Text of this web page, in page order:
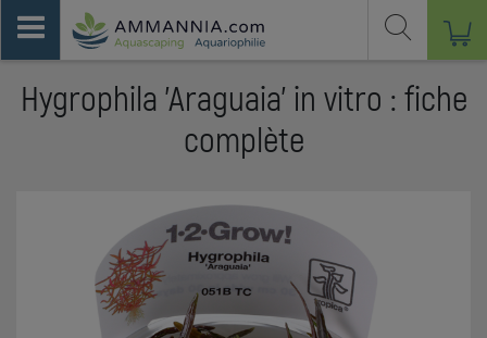
Hygrophila 'Araguaia' in vitro : fiche
complète